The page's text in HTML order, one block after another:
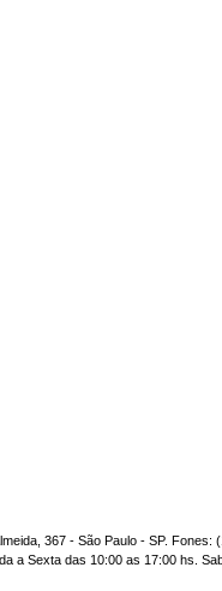
367 - São Paulo - SP. Fones:
a Sexta das 10:00 as 17:00 hs.